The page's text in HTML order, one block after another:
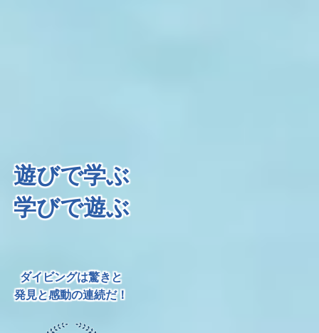
遊びで学ぶ
学びで遊ぶ
ダイビングは驚きと
発見と感動の連続だ！